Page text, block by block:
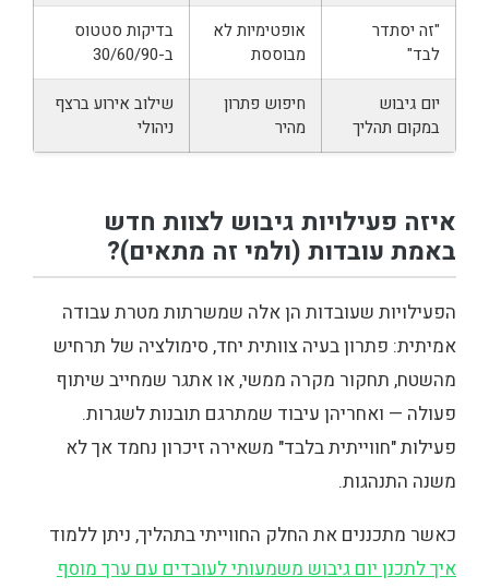
"זה יסתדר
לבד"
אופטימיות לא
מבוססת
בדיקות סטטוס
ב-30/60/90
יום גיבוש
במקום תהליך
חיפוש פתרון
מהיר
שילוב אירוע ברצף
ניהולי
איזה פעילויות גיבוש לצוות חדש
באמת עובדות (ולמי זה מתאים)?
הפעילויות שעובדות הן אלה שמשרתות מטרת עבודה
אמיתית: פתרון בעיה צוותית יחד, סימולציה של תרחיש
מהשטח, תחקור מקרה ממשי, או אתגר שמחייב שיתוף
פעולה — ואחריהן עיבוד שמתרגם תובנות לשגרות.
פעילות "חווייתית בלבד" משאירה זיכרון נחמד אך לא
משנה התנהגות.
כאשר מתכננים את החלק החווייתי בתהליך, ניתן ללמוד
איך לתכנן יום גיבוש משמעותי לעובדים עם ערך מוסף